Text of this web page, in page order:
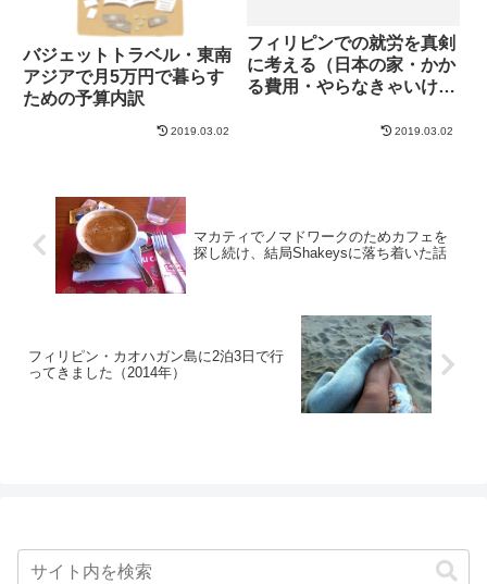
バジェットトラベル・東南
アジアで月5万円で暮らす
ための予算内訳
2019.03.02
フィリピンでの就労を真剣
に考える（日本の家・かか
る費用・やらなきゃいけな
2019.03.02
マカティでノマドワークのためカフェを
探し続け、結局Shakeysに落ち着いた話
フィリピン・カオハガン島に2泊3日で行
ってきました（2014年）